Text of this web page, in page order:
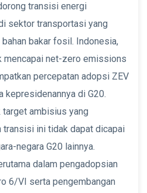
transisi energi
sektor transportasi yang
bakar fosil. Indonesia,
mencapai net-zero emissions
percepatan adopsi ZEV
di G20.
target ambisius yang
transisi ini tidak dapat dicapai
negara G20 lainnya.
dalam pengadopsian
6/VI serta pengembangan